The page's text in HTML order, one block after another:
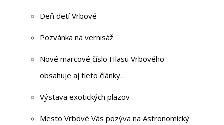
Deň detí Vrbové
Pozvánka na vernisáž
Nové marcové číslo Hlasu Vrbového
obsahuje aj tieto články…
Výstava exotických plazov
Mesto Vrbové Vás pozýva na Astronomický